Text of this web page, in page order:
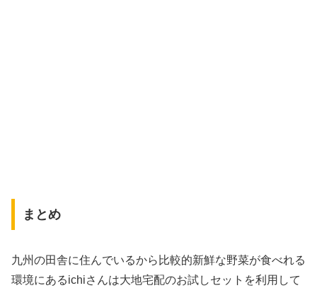
まとめ
九州の田舎に住んでいるから比較的新鮮な野菜が食べれる
環境にあるichiさんは大地宅配のお試しセットを利用して